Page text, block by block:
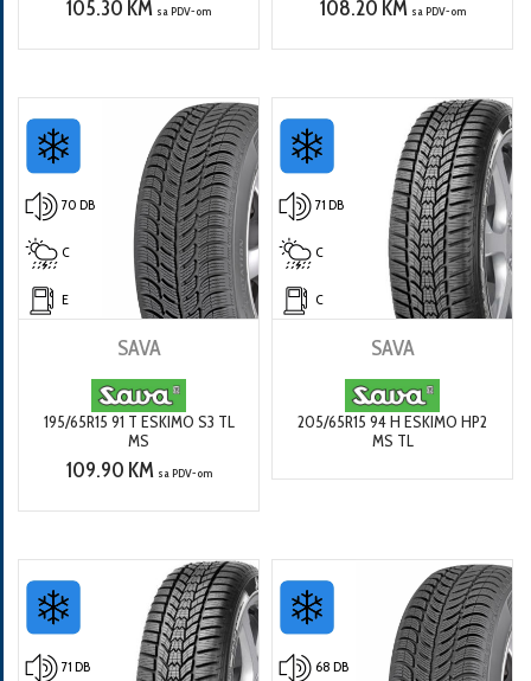
105.30 KM sa PDV-om 108.20 KM sa PDV-om
70 DB
C
E
SAVA
195/65R15 91 T ESKIMO S3 TL
MS
109.90 KM sa PDV-om
71 DB
C
C
SAVA
205/65R15 94 H ESKIMO HP2
MS TL
71 DB 68 DB